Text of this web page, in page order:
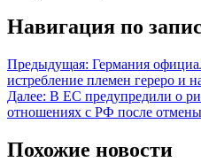
Навигация по
Предыдущая: Германия
истребление племен гереро и
Далее: В ЕС предупредили о
отношениях с РФ после отмены
Похожие новости